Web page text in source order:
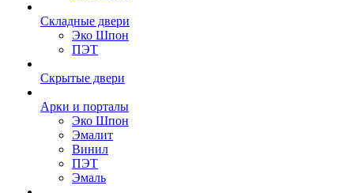
Складные двери
Эко Шпон
ПЭТ
Скрытые двери
Арки и порталы
Эко Шпон
Эмалит
Винил
ПЭТ
Эмаль